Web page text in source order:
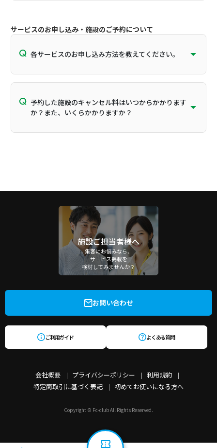
サービスのお申し込み・施設のご予約について
各サービスのお申し込み方法を教えてください。
予約した施設のキャンセル料はいつからかかります
か？また、いくらかかりますか？
施設ご担当者様へ
集客にお悩みなら、
サービス掲載を
検討してみませんか？
会社概要 プライバシーポリシー
利用規約
特定商取引に基づく表記
初めてお使いになる方へ
お問い合わせ
ご利用ガイド よくある質問
Copyright © Fc-club All Rights Reserved.